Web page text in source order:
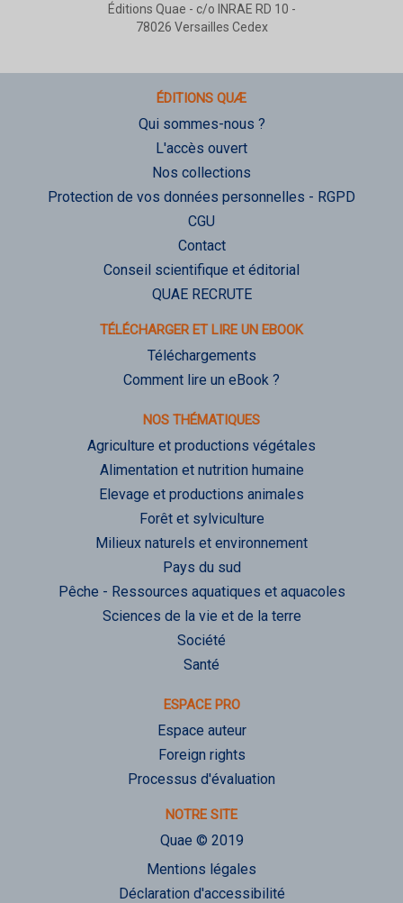
Éditions Quae - c/o INRAE RD 10 -
78026 Versailles Cedex
ÉDITIONS QUÆ
Qui sommes-nous ?
L'accès ouvert
Nos collections
Protection de vos données personnelles - RGPD
CGU
Contact
Conseil scientifique et éditorial
QUAE RECRUTE
TÉLÉCHARGER ET LIRE UN EBOOK
Téléchargements
Comment lire un eBook ?
NOS THÉMATIQUES
Agriculture et productions végétales
Alimentation et nutrition humaine
Elevage et productions animales
Forêt et sylviculture
Milieux naturels et environnement
Pays du sud
Pêche - Ressources aquatiques et aquacoles
Sciences de la vie et de la terre
Société
Santé
ESPACE PRO
Espace auteur
Foreign rights
Processus d'évaluation
NOTRE SITE
Quae © 2019
Mentions légales
Déclaration d'accessibilité